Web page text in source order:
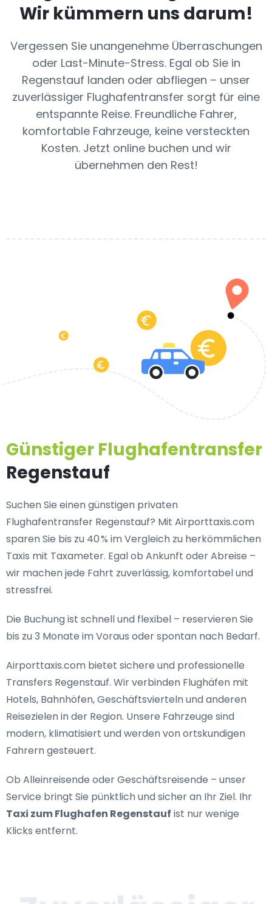
Wir kümmern uns darum!
Vergessen Sie unangenehme Überraschungen
oder Last-Minute-Stress. Egal ob Sie in
Regenstauf landen oder abfliegen – unser
zuverlässiger Flughafentransfer sorgt für eine
entspannte Reise. Freundliche Fahrer,
komfortable Fahrzeuge, keine versteckten
Kosten. Jetzt online buchen und wir
übernehmen den Rest!
Günstiger Flughafentransfer
Regenstauf
Suchen Sie einengünstigen privaten
Flughafentransfer Regenstauf? Mit Airporttaxis.com
sparen Sie bis zu 40 % im Vergleich zu herkömmlichen
Taxis mit Taxameter. Egal ob Ankunft oder Abreise –
wir machen jede Fahrt zuverlässig, komfortabel und
stressfrei.
Die Buchung ist schnell und flexibel – reservieren Sie
bis zu 3 Monate im Voraus oder spontan nach Bedarf.
Airporttaxis.com bietet sichere und professionelle
Transfers Regenstauf. Wir verbinden Flughäfen mit
Hotels, Bahnhöfen, Geschäftsvierteln und anderen
Reisezielen in der Region. Unsere Fahrzeuge sind
modern, klimatisiert und werden von ortskundigen
Fahrern gesteuert.
Ob Alleinreisende oder Geschäftsreisende – unser
Service bringt Sie pünktlich und sicher an Ihr Ziel. Ihr
Taxi zum Flughafen Regenstauf ist nur wenige
Klicks entfernt.